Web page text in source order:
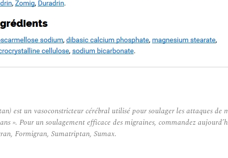
est un vasoconstricteur cérébral utilisé pour soulager les attaques
». Pour un soulagement efficace des migraines, commandez
Formigran, Sumatriptan, Sumax.